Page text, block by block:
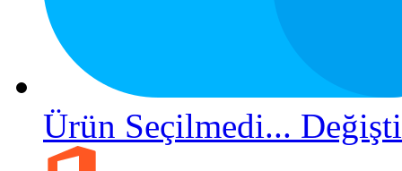
Ürün Seçilmedi...